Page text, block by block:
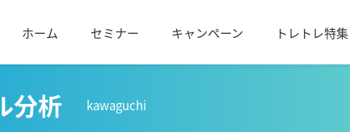
ホーム セミナー キャンペーン トレトレ特集
分析 kawaguchi